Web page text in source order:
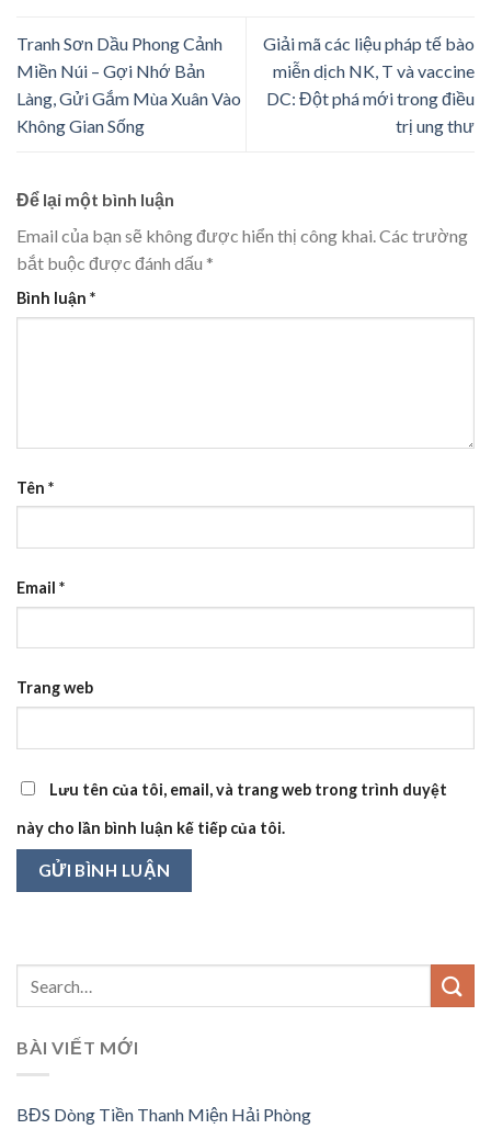
Tranh Sơn Dầu Phong Cảnh
Miền Núi – Gợi Nhớ Bản
Làng, Gửi Gắm Mùa Xuân Vào
Không Gian Sống
Giải mã các liệu pháp tế bào
miễn dịch NK, T và vaccine
DC: Đột phá mới trong điều
trị ung thư
Để lại một bình luận
Email của bạn sẽ không được hiển thị công khai.Các trường
bắt buộc được đánh dấu *
Bình luận *
Tên *
Email *
Trang web
Lưu tên của tôi, email, và trang web trong trình duyệt
này cho lần bình luận kế tiếp của tôi.
BÀI VIẾT MỚI
BĐS Dòng Tiền Thanh Miện Hải Phòng